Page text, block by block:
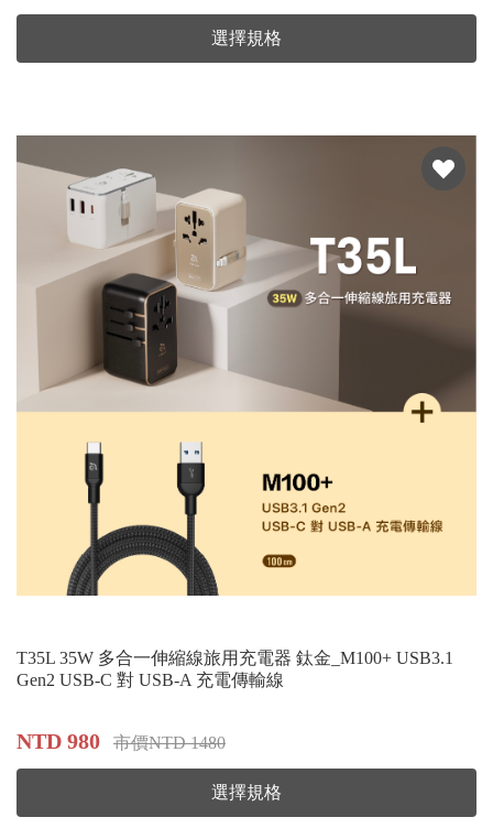
選擇規格
T35L 35W 多合一伸縮線旅用充電器 鈦金_M100+ USB3.1
Gen2 USB-C 對 USB-A 充電傳輸線
NTD 980 市價NTD 1480
選擇規格